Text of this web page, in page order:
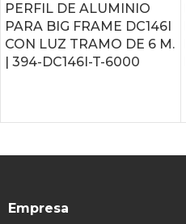
PERFIL DE ALUMINIO
PARA BIG FRAME DC146I
CON LUZ TRAMO DE 6 M.
| 394-DC146I-T-6000
Empresa